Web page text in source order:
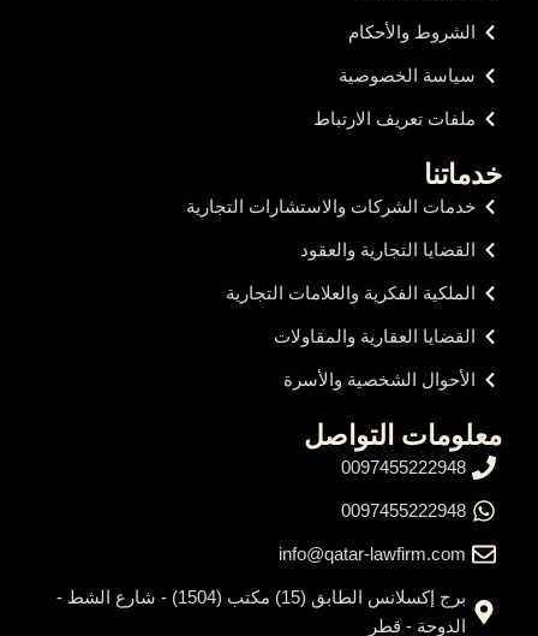
الشروط والأحكام
سياسة الخصوصية
ملفات تعريف الارتباط
خدماتنا
خدمات الشركات والاستشارات التجارية
القضايا التجارية والعقود
الملكية الفكرية والعلامات التجارية
القضايا العقارية والمقاولات
الأحوال الشخصية والأسرة
معلومات التواصل
0097455222948
0097455222948
info@qatar-lawfirm.com
برج إكسلانس الطابق (15) مكتب (1504) - شارع الشط -
الدوحة - قطر